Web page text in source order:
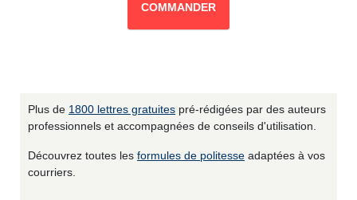
COMMANDER
Plus de 1800 lettres gratuites pré-rédigées par des auteurs
professionnels et accompagnées de conseils d'utilisation.
Découvrez toutes les formules de politesse adaptées à vos
courriers.